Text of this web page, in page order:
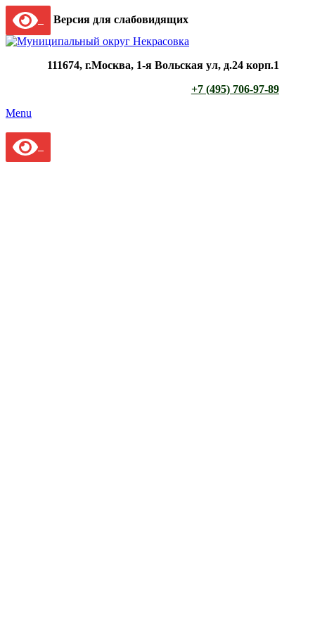
Версия для слабовидящих
111674, г.Москва, 1-я Вольская ул, д.24 корп.1
+7 (495) 706-97-89
Menu